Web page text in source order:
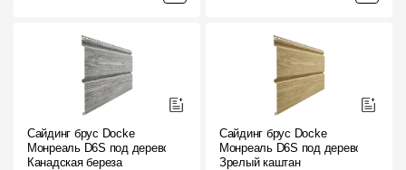
Сайдинг брус Docke
Монреаль D6S под дерево
Канадская береза
Сайдинг брус Docke
Монреаль D6S под дерево
Зрелый каштан